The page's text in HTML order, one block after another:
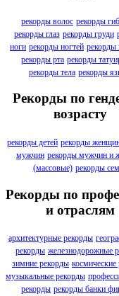
рекорды волос рекорды
рекорды глаз рекорды груди
ноги рекорды ногтей рекорды
рекорды рта рекорды
рекорды тела рекорды
Рекорды по
возрасту
рекорды детей рекорды
мужчин рекорды мужчин и
(массовые) рекорды
Рекорды по
и отраслям
архитектурные рекорды
рекорды железнодорожные
зимние рекорды
музыкальные рекорды
рекорды рекорды банки